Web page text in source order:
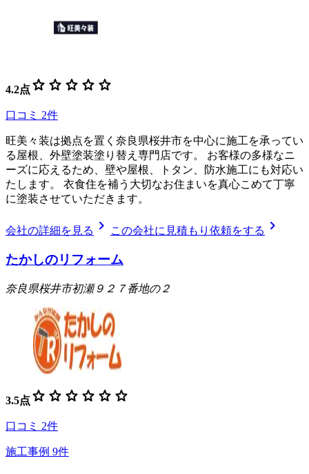
4.2点 star star star star star
口コミ 2件
旺美々装は拠点を置く奈良県桜井市を中心に施工を承ってい
る屋根、外壁塗装塗り替え専門店です。 お客様の多様なニ
ーズに応えるため、壁や屋根、トタン、防水施工にも対応い
たします。 衣食住を補う大切なお住まいを真心こめて丁寧
に塗装させていただきます。
会社の詳細を見る chevron_right この会社に見積もり依頼をする chevron_right
たかしのリフォーム
奈良県桜井市初瀬９２７番地の２
3.5点 star star star star star star
口コミ 2件
施工事例 9件